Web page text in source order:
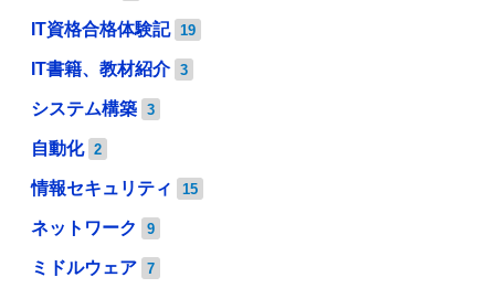
IT資格合格体験記 19
IT書籍、教材紹介 3
システム構築 3
自動化 2
情報セキュリティ 15
ネットワーク 9
ミドルウェア 7